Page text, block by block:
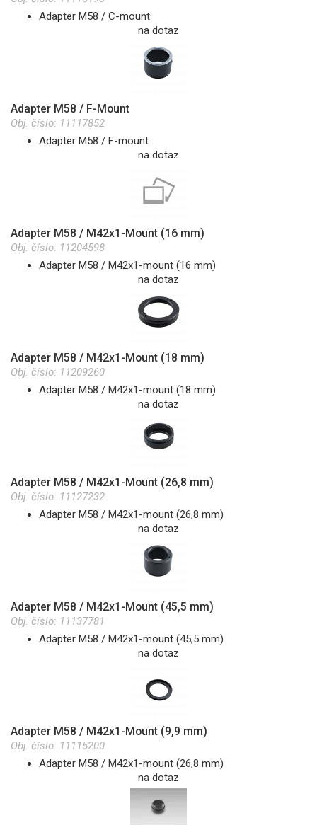
Adapter M58 / C-mount
na dotaz
Adapter M58 / F-Mount
Obj. číslo: 11117852
Adapter M58 / F-mount
na dotaz
Adapter M58 / M42x1-Mount (16 mm)
Obj. číslo: 11204598
Adapter M58 / M42x1-mount (16 mm)
na dotaz
Adapter M58 / M42x1-Mount (18 mm)
Obj. číslo: 11209260
Adapter M58 / M42x1-mount (18 mm)
na dotaz
Adapter M58 / M42x1-Mount (26,8 mm)
Obj. číslo: 11127232
Adapter M58 / M42x1-mount (26,8 mm)
na dotaz
Adapter M58 / M42x1-Mount (45,5 mm)
Obj. číslo: 11137781
Adapter M58 / M42x1-mount (45,5 mm)
na dotaz
Adapter M58 / M42x1-Mount (9,9 mm)
Obj. číslo: 11115200
Adapter M58 / M42x1-mount (26,8 mm)
na dotaz